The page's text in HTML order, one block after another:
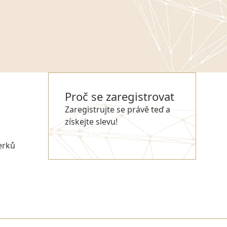
Proč se zaregistrovat
Zaregistrujte se právě teď a
získejte slevu!
REGISTROVAT SE